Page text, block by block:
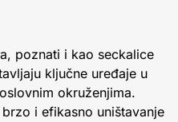
poznati i kao seckalice
ključne uređaje u
okruženjima.
i efikasno uništavanje